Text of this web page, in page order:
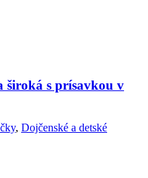
široká s prísavkou v
, Dojčenské a detské